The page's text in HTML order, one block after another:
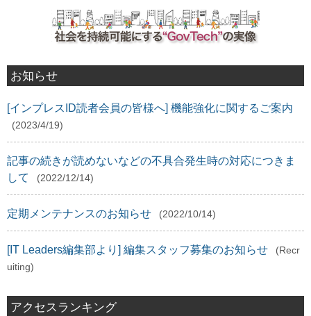
お知らせ
[インプレスID読者会員の皆様へ] 機能強化に関するご案内
(2023/4/19)
記事の続きが読めないなどの不具合発生時の対応につきま
して
(2022/12/14)
定期メンテナンスのお知らせ (2022/10/14)
[IT Leaders編集部より] 編集スタッフ募集のお知らせ
(Recr
uiting)
アクセスランキング